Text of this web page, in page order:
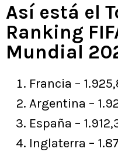
Así está el
Ranking
Mundial
Francia –
Argentina –
España –
Inglaterra –